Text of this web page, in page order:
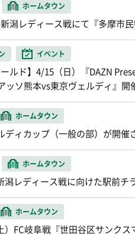
ホームタウン
潟レディース戦にて『多摩市
イベント
ルド】4/15（日）『DAZN
ソ熊本vs東京ヴェルディ』開
ホームタウン
ディカップ（一般の部）が開催
ホームタウン
レディース戦に向けた駅前チ
ホームタウン
FC岐阜戦『世田谷区サンク